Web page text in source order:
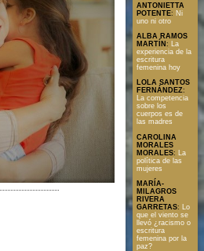
ANTONIETTA
POTENTE: Ni
uno ni otro
ALBA RAMOS
MARTÍN : La
experiencia de la
escritura
femenina hoy
LOLA SANTOS
FERNÁNDEZ:
La competencia
sobre los
cuerpos es de
las madres
CAROLINA
MORALES
MORALES:
La
política de las
mujeres
MARÍA-
MILAGROS
RIVERA
GARRETAS:
Lo
que el viento se
llevó ¿racismo o
escritura
femenina por la
paz?